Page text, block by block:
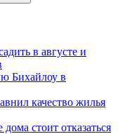
в августе и
Бихайлоу в
качество жилья
стоит отказаться